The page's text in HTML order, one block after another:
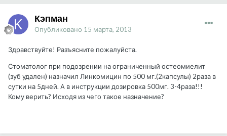
Кэпман
Опубликовано 15 марта, 2013
Здравствуйте! Разъясните пожалуйста.
Стоматолог при подозрении на ограниченный остеомиелит
(зуб удален) назначил Линкомицин по 500 мг.(2капсулы) 2раза в
сутки на 5дней. А в инструкции дозировка 500мг. 3-4раза!!!
Кому верить? Исходя из чего такое назначение?